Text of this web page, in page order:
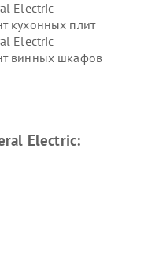
Electric
кухонных плит
Electric
винных шкафов
Electric
Electric: